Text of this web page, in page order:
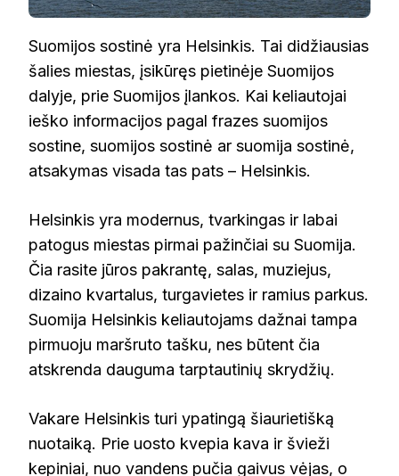
Suomijos sostinė yra Helsinkis. Tai didžiausias
šalies miestas, įsikūręs pietinėje Suomijos
dalyje, prie Suomijos įlankos. Kai keliautojai
ieško informacijos pagal frazes suomijos
sostine, suomijos sostinė ar suomija sostinė,
atsakymas visada tas pats – Helsinkis.
Helsinkis yra modernus, tvarkingas ir labai
patogus miestas pirmai pažinčiai su Suomija.
Čia rasite jūros pakrantę, salas, muziejus,
dizaino kvartalus, turgavietes ir ramius parkus.
Suomija Helsinkis keliautojams dažnai tampa
pirmuoju maršruto tašku, nes būtent čia
atskrenda dauguma tarptautinių skrydžių.
Vakare Helsinkis turi ypatingą šiaurietišką
nuotaiką. Prie uosto kvepia kava ir švieži
kepiniai, nuo vandens pučia gaivus vėjas, o